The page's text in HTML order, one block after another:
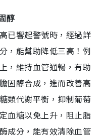
醇
已響起警號時，經過詳
，能幫助降低三高！例
，維持血管通暢，有助
固醇合成，進而改善高
類代謝平衡，抑制葡萄
血糖以免上升，阻止脂
成分，能有效清除血管